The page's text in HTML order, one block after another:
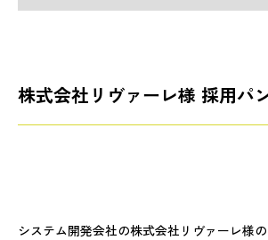
株式会社リヴァーレ様 採用パ
システム開発会社の株式会社リヴァーレ様